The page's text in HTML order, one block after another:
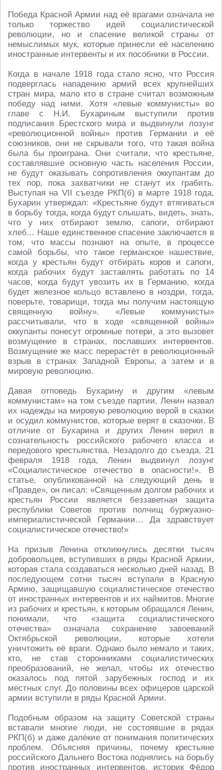
Победа Красной Армии над её врагами означала не
только торжество идей социалистической
революции, но и спасение великой страны от
немыслимых мук, которые принесли её населению
иностранные интервенты и их пособники в России.
Когда в начале 1918 года стало ясно, что Россия
подверглась нападению армий всех крупнейших
стран мира, мало кто в стране считал возможным
победу над ними. Хотя «левые коммунисты» во
главе с Н.И. Бухариным выступили против
подписания Брестского мира и выдвинули лозунг
«революционной войны» против Германии и её
союзников, они не скрывали того, что такая война
была бы проиграна. Они считали, что крестьяне,
составлявшие основную часть населения России,
не будут оказывать сопротивления оккупантам до
тех пор, пока захватчики не станут их грабить.
Выступая на VII съезде РКП(б) в марте 1918 года,
Бухарин утверждал: «Крестьяне будут втягиваться
в борьбу тогда, когда будут слышать, видеть, знать,
что у них отбирают землю, сапоги, отбирают
хлеб... Наше единственное спасение заключается в
том, что массы познают на опыте, в процессе
самой борьбы, что такое германское нашествие,
когда у крестьян будут отбирать коров и сапоги,
когда рабочих будут заставлять работать по 14
часов, когда будут увозить их в Германию, когда
будет железное кольцо вставлено в ноздри, тогда,
поверьте, товарищи, тогда мы получим настоящую
священную войну». «Левые коммунисты»
рассчитывали, что в ходе «священной войны»
оккупанты понесут огромные потери, а это вызовет
возмущение в странах, пославших интервентов.
Возмущение же масс перерастёт в революционный
взрыв в странах Западной Европы, а затем и в
мировую революцию.
Давая отповедь Бухарину и другим «левым
коммунистам» на том съезде партии, Ленин назвал
их надежды на мировую революцию верой в сказки
и осудил коммунистов, которые верят в сказочки. В
отличие от Бухарина и других Ленин верил в
сознательность российского рабочего класса и
передового крестьянства. Незадолго до съезда, 21
февраля 1918 года, Ленин выдвинул лозунг
«Социалистическое отечество в опасности!». В
статье, опубликованной на следующий день в
«Правде», он писал: «Священным долгом рабочих и
крестьян России является беззаветная защита
республики Советов против полчищ буржуазно-
империалистической Германии… Да здравствует
социалистическое отечество!»
На призыв Ленина откликнулись десятки тысяч
добровольцев, вступивших в ряды Красной Армии,
которая стала создаваться несколько дней назад. В
последующем сотни тысяч вступали в Красную
Армию, защищавшую социалистическое отечество
от иностранных интервентов и их наймитов. Многие
из рабочих и крестьян, к которым обращался Ленин,
понимали, что «защита социалистического
отечества» означала сохранение завоеваний
Октябрьской революции, которые хотели
уничтожить её враги. Однако было немало и таких,
кто, не став сторонниками социалистических
преобразований, не желал, чтобы их отечество
оказалось под пятой зарубежных господ и их
местных слуг. До половины всех офицеров царской
армии вступили в ряды Красной Армии.
Подобным образом на защиту Советской страны
вставали многие люди, не состоявшие в рядах
РКП(б) и даже далёкие от понимания политических
проблем. Объясняя причины, почему крестьяне
российского Дальнего Востока поднялись на борьбу
против иностранных интервентов, историк Фёдор